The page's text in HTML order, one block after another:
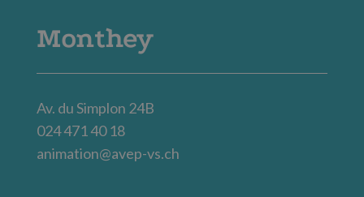
Monthey
Av. du Simplon 24B
024 471 40 18
animation@avep-vs.ch